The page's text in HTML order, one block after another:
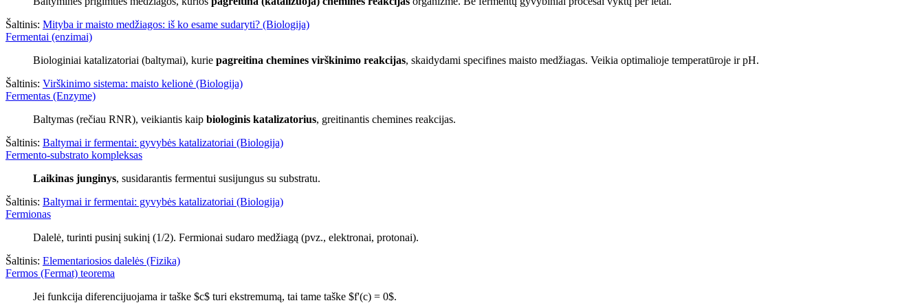
Šaltinis: Mityba ir maisto medžiagos: iš ko esame sudaryti? (Biologija)
Fermentai (enzimai)
Biologiniai katalizatoriai (baltymai), kurie pagreitina chemines virškinimo reakcijas, skaidydami specifines maisto medžiagas. Veikia optimalioje temperatūroje ir pH.
Šaltinis: Virškinimo sistema: maisto kelionė (Biologija)
Fermentas (Enzyme)
Baltymas (rečiau RNR), veikiantis kaip biologinis katalizatorius, greitinantis chemines reakcijas.
Šaltinis: Baltymai ir fermentai: gyvybės katalizatoriai (Biologija)
Fermento-substrato kompleksas
Laikinas junginys, susidarantis fermentui susijungus su substratu.
Šaltinis: Baltymai ir fermentai: gyvybės katalizatoriai (Biologija)
Fermionas
Dalelė, turinti pusinį sukinį (1/2). Fermionai sudaro medžiagą (pvz., elektronai, protonai).
Šaltinis: Elementariosios dalelės (Fizika)
Fermos (Fermat) teorema
Jei funkcija diferencijuojama ir taške $c$ turi ekstremumą, tai tame taške $f'(c) = 0$.